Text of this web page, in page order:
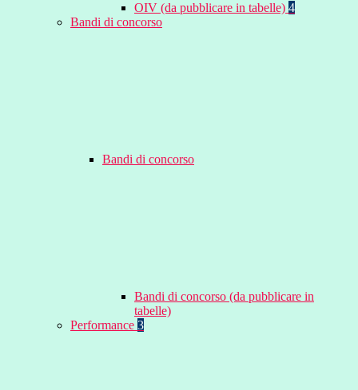
OIV (da pubblicare in tabelle) 4
Bandi di concorso
Bandi di concorso
Bandi di concorso (da pubblicare in
tabelle)
Performance 3